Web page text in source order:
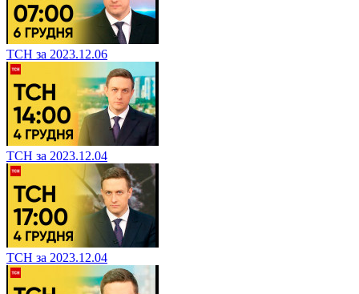
ТСН за 2023.12.06
ТСН за 2023.12.04
ТСН за 2023.12.04